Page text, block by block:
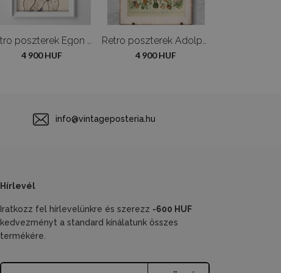
4 900 HUF 4 900 HUF
info@vintageposteria.hu
Hírlevél
Iratkozz fel hírlevelünkre és szerezz -600 HUF
kedvezményt a standard kínálatunk összes
termékére.